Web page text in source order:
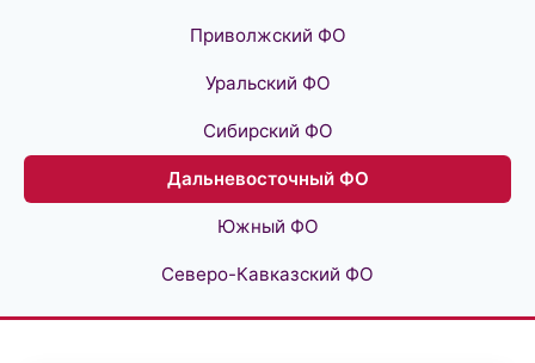
Приволжский ФО
Уральский ФО
Сибирский ФО
Дальневосточный ФО
Южный ФО
Северо-Кавказский ФО